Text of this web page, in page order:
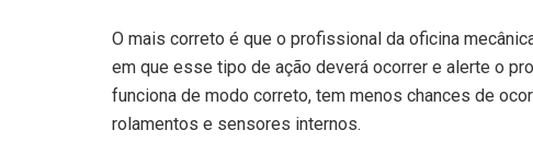
O mais correto é que o profissional da oficina
em que esse tipo de ação deverá ocorrer e alerte o
funciona de modo correto, tem menos chances de
rolamentos e sensores internos.